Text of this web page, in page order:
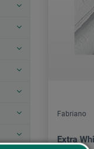
Fabriano
Extra